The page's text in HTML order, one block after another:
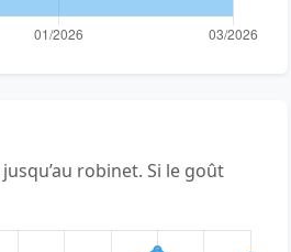
jusqu’au robinet. Si le goût